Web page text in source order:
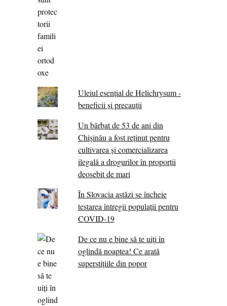
Uleiul esențial de Helichrysum -
beneficii și precauții
Un bărbat de 53 de ani din
Chișinău a fost reținut pentru
cultivarea și comercializarea
ilegală a drogurilor în proporții
deosebit de mari
În Slovacia astăzi se încheie
testarea întregii populații pentru
COVID-19
De ce nu e bine să te uiți în
oglindă noaptea! Ce arată
superstițiile din popor